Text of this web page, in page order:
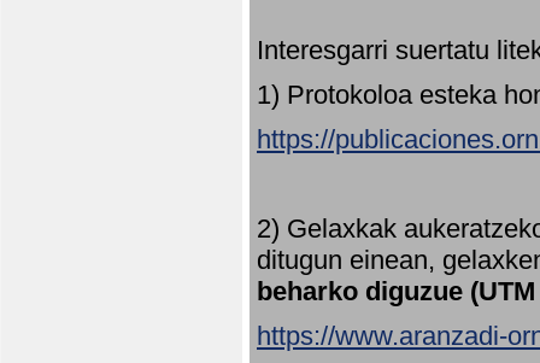
Interesgarri suertatu
1) Protokoloa esteka
https://
2) Gelaxkak
ditugun einean,
beharko diguzue
https://www.aranzadi-